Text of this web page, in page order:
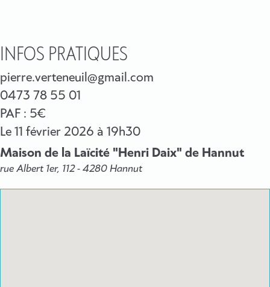
INFOS PRATIQUES
pierre.verteneuil@gmail.com
0473 78 55 01
PAF : 5€
Le 11 février 2026 à 19h30
Maison de la Laïcité "Henri Daix" de Hannut
rue Albert 1er, 112 - 4280 Hannut